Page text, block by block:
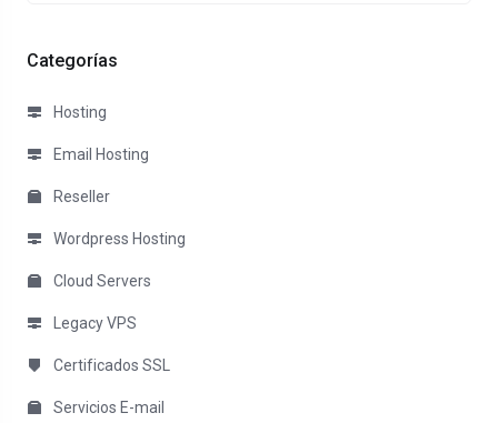
Categorías
Hosting
Email Hosting
Reseller
Wordpress Hosting
Cloud Servers
Legacy VPS
Certificados SSL
Servicios E-mail